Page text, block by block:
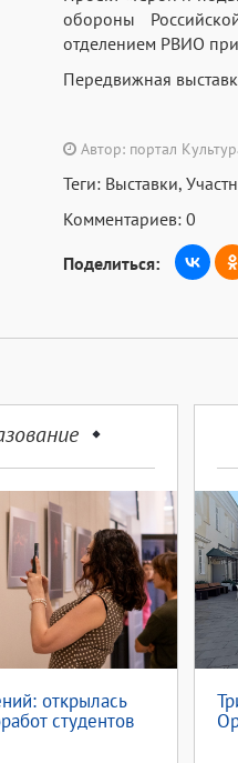
обороны
отделением РВИО
Передвижная
Автор: портал
Теги: Выставки,
Комментариев: 0
Поделиться:
открылась
студентов